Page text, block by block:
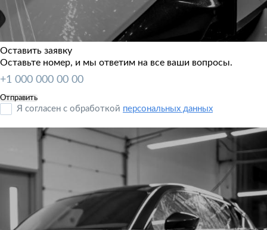
Оставить заявку
Оставьте номер, и мы ответим на все ваши вопросы.
Я согласен с обработкой персональных данных